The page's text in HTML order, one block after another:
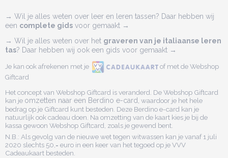
→ Wil je alles weten over leer en leren tassen? Daar hebben wij
een complete gids voor gemaakt →
→ Wil je alles weten over het graveren van je italiaanse leren
tas? Daar hebben wij ook een gids voor gemaakt →
Je kan ook afrekenen met je
of met de Webshop
Giftcard
Het concept van Webshop Giftcard is veranderd. De Webshop Giftcard
kan je omzetten naar een Berdino e-card, waardoor je het hele
bedrag op je Giftcard kunt besteden. Deze Berdino e-card kan je
natuurlijk ook cadeau doen. Na omzetting van de kaart kies je bij de
kassa gewoon Webshop Giftcard, zoals je gewend bent.
N.B.: Als gevolg van de nieuwe wet tegen witwassen kan je vanaf 1 juli
2020 slechts 50,= euro in een keer van het tegoed op je VVV
Cadeaukaart besteden.